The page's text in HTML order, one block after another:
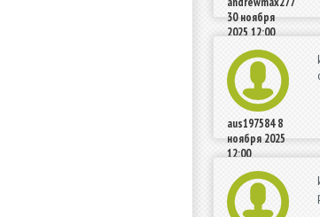
30 ноября
2025 12:00
aus197584 8
ноября 2025
12:00